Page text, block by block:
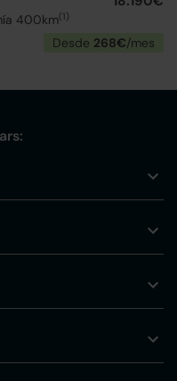
400km(1)
Desde 268€/mes